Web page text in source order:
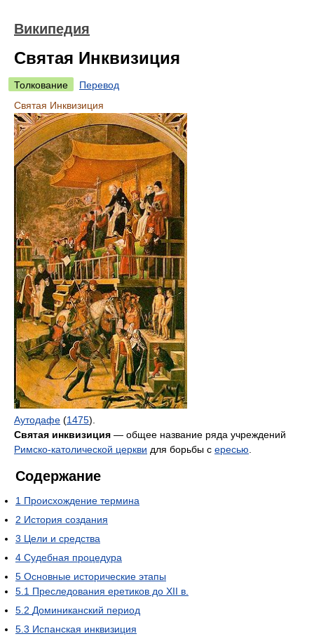
Википедия
Святая Инквизиция
Толкование
Перевод
Святая Инквизиция
Аутодафе (1475).
Святая инквизиция — общее название ряда учреждений
Римско-католической церкви для борьбы с ересью
Содержание
1 Происхождение термина
2 История создания
3 Цели и средства
4 Судебная процедура
5 Основные исторические этапы
5.1 Преследования еретиков до XII в.
5.2 Доминиканский период
5.3 Испанская инквизиция